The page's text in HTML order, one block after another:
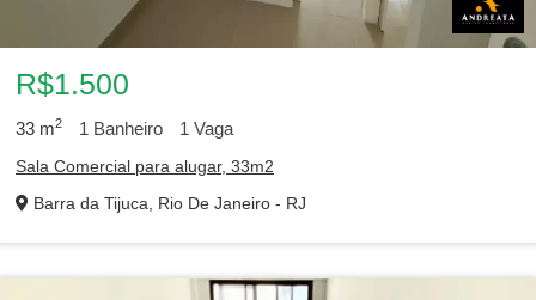
R$1.500
33 m2 1 Banheiro 1 Vaga
Sala Comercial para alugar, 33m2
Barra da Tijuca, Rio De Janeiro - RJ